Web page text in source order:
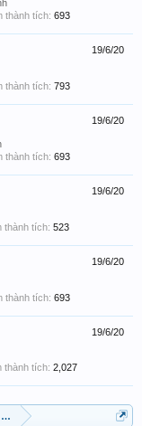
thành tích: 693
19/6/20
thành tích: 793
19/6/20
thành tích: 693
19/6/20
thành tích: 523
19/6/20
thành tích: 693
19/6/20
thành tích: 2,027
Thắng.